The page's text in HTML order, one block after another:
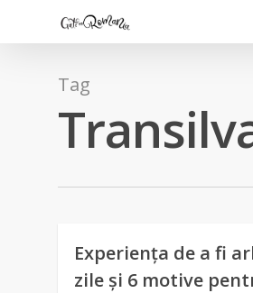
Tag
Experiența de a fi
zile și 6 motive
0